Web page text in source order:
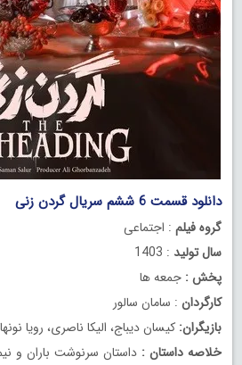
دانلود قسمت 6 ششم سریال گردن زنی
گروه فیلم : اجتماعی
سال تولید : 1403
پخش : جمعه ها
کارگردان : سامان سالور
بازیگران: کیسان دیباج، الیکا ناصری، رویا
خلاصه داستان : داستان سرنوشت باران و